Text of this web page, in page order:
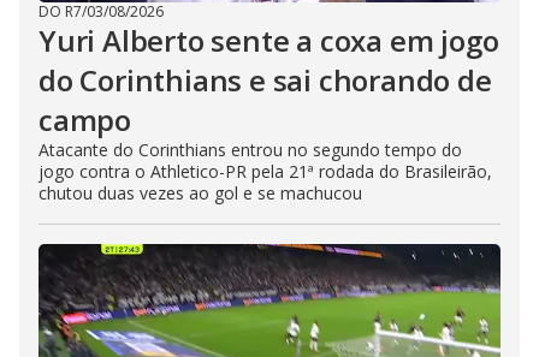
DO R7/03/08/2026
Yuri Alberto sente a coxa em jogo
do Corinthians e sai chorando de
campo
Atacante do Corinthians entrou no segundo tempo do
jogo contra o Athletico-PR pela 21ª rodada do Brasileirão,
chutou duas vezes ao gol e se machucou